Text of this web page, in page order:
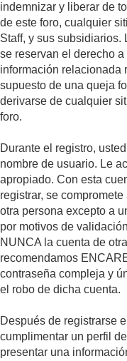
indemnizar y liberar de
de este foro, cualquier
Staff, y sus subsidiarios.
se reservan el derecho
información relacionada
supuesto de una queja
derivarse de cualquier
foro.
Durante el registro,
nombre de usuario. Le
apropiado. Con esta
registrar, se
otra persona excepto a
por motivos de
NUNCA la cuenta de
recomendamos
contraseña compleja y
el robo de dicha cuenta.
Después de registrarse
cumplimentar un perfil
presentar una